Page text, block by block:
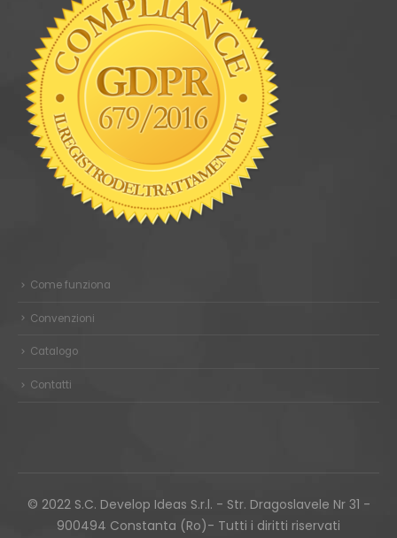
Come funziona
Convenzioni
Catalogo
Contatti
© 2022 S.C. Develop Ideas S.r.l. - Str. Dragoslavele Nr 31 -
900494 Constanta (Ro)- Tutti i diritti riservati